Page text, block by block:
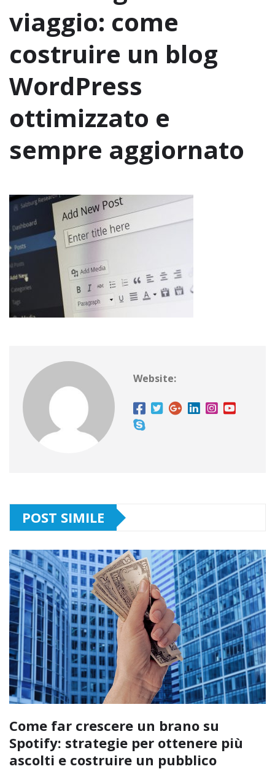
viaggio: come
costruire un blog
WordPress
ottimizzato e
sempre aggiornato
Website:
POST SIMILE
Come far crescere un brano su
Spotify: strategie per ottenere più
ascolti e costruire un pubblico